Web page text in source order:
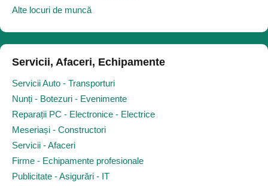
Alte locuri de muncă
Servicii, Afaceri, Echipamente
Servicii Auto - Transporturi
Nunți - Botezuri - Evenimente
Reparații PC - Electronice - Electrice
Meseriași - Constructori
Servicii - Afaceri
Firme - Echipamente profesionale
Publicitate - Asigurări - IT